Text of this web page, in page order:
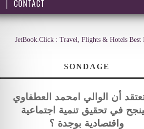
CONTACT
JetBook.Click : Travel, Flights & Hotels Best
SONDAGE
أن الوالي امحمد العطفاوي
في تحقيق تنمية اجتماعية
واقتصادية بوجدة ؟